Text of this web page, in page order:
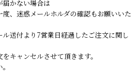
届かない場合は
、迷惑メールホルダの確認もお願いいた
ル送付より7営業日経過したご注文に関し
キャンセルさせて頂きます。